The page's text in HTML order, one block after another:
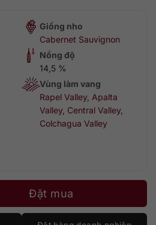
Giống nho
Cabernet Sauvignon
Nồng độ
14,5 %
Vùng làm vang
Rapel Valley, Apalta
Valley, Central Valley,
Colchagua Valley
Cabernet Sauvignon số lượng
Đặt mua